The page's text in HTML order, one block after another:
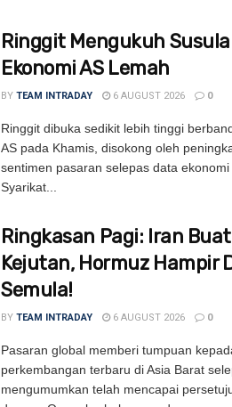
Ringgit Mengukuh
Ekonomi AS Lemah
BY TEAM INTRADAY 6 AUGUST 2026 0
Ringgit dibuka sedikit lebih tinggi
AS pada Khamis, disokong oleh
sentimen pasaran selepas data ekonomi
Syarikat...
Ringkasan Pagi: Iran Buat
Kejutan, Hormuz Hampir
Semula!
BY TEAM INTRADAY 6 AUGUST 2026 0
Pasaran global memberi tumpuan
perkembangan terbaru di Asia Barat
mengumumkan telah mencapai